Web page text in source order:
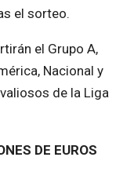
el sorteo.
el Grupo A,
Nacional y
de la Liga
DE EUROS